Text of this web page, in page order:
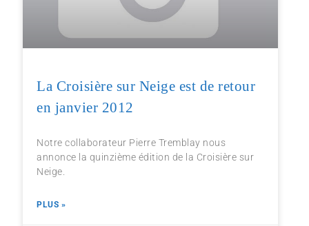
La Croisière sur Neige est de retour
en janvier 2012
Notre collaborateur Pierre Tremblay nous
annonce la quinzième édition de la Croisière sur
Neige.
PLUS »